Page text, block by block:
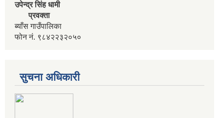
उपेन्द्र सिंह धामी
प्रवक्ता
ब्याँस गाउँपालिका
फोन नं. ९८४२२३२०५०
सुचना अधिकारी